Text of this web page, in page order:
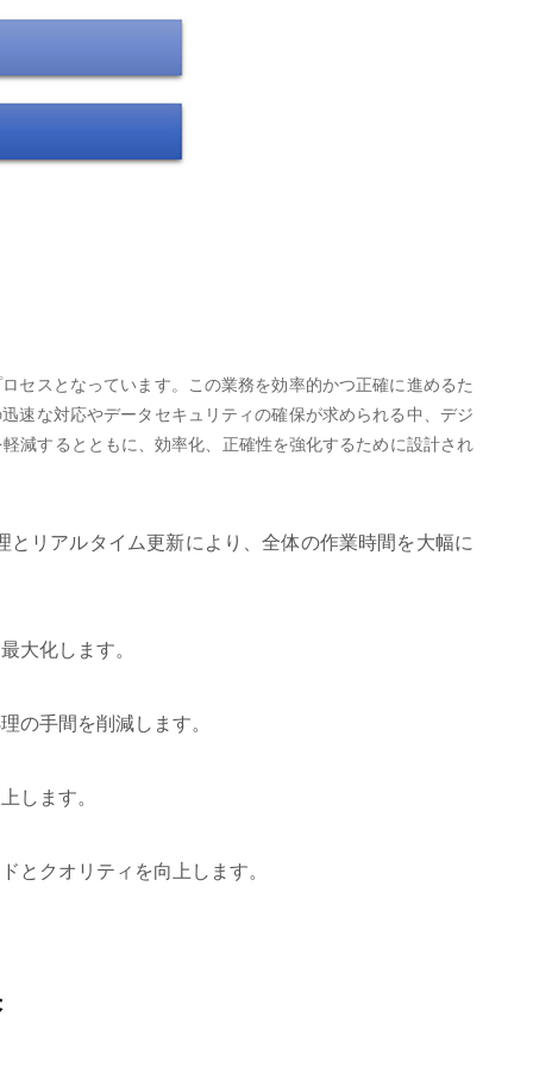
セスとなっています。この業務を効率的かつ正確に進めるた
速な対応やデータセキュリティの確保が求められる中、デジ
減するとともに、効率化、正確性を強化するために設計され
リアルタイム更新により、全体の作業時間を大幅に
大化します。
の手間を削減します。
します。
クオリティを向上します。